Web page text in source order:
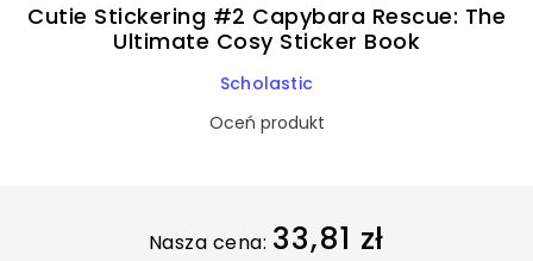
Cutie Stickering #2 Capybara Rescue: The
Ultimate Cosy Sticker Book
Scholastic
Oceń produkt
Nasza cena: 33,81 zł